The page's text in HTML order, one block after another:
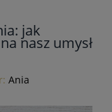
jak
nasz umysł
Ania